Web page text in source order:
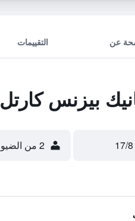
عن التقييمات
بيزنس كارتل
2 من الضيوف، غرفة واحدة